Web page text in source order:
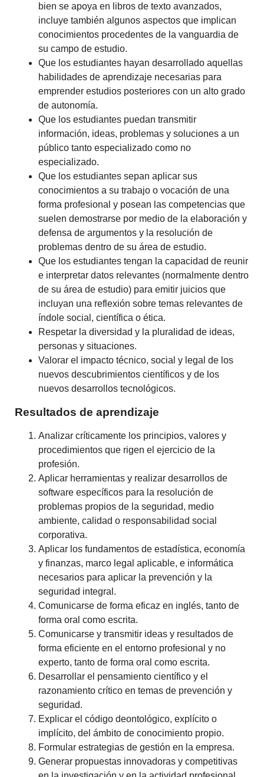
bien se apoya en libros de texto avanzados,
incluye también algunos aspectos que implican
conocimientos procedentes de la vanguardia de
su campo de estudio.
Que los estudiantes hayan desarrollado aquellas
habilidades de aprendizaje necesarias para
emprender estudios posteriores con un alto grado
de autonomía.
Que los estudiantes puedan transmitir
información, ideas, problemas y soluciones a un
público tanto especializado como no
especializado.
Que los estudiantes sepan aplicar sus
conocimientos a su trabajo o vocación de una
forma profesional y posean las competencias que
suelen demostrarse por medio de la elaboración y
defensa de argumentos y la resolución de
problemas dentro de su área de estudio.
Que los estudiantes tengan la capacidad de reunir
e interpretar datos relevantes (normalmente dentro
de su área de estudio) para emitir juicios que
incluyan una reflexión sobre temas relevantes de
índole social, científica o ética.
Respetar la diversidad y la pluralidad de ideas,
personas y situaciones.
Valorar el impacto técnico, social y legal de los
nuevos descubrimientos científicos y de los
nuevos desarrollos tecnológicos.
Resultados de aprendizaje
Analizar críticamente los principios, valores y
procedimientos que rigen el ejercicio de la
profesión.
Aplicar herramientas y realizar desarrollos de
software específicos para la resolución de
problemas propios de la seguridad, medio
ambiente, calidad o responsabilidad social
corporativa.
Aplicar los fundamentos de estadística, economía
y finanzas, marco legal aplicable, e informática
necesarios para aplicar la prevención y la
seguridad integral.
Comunicarse de forma eficaz en inglés, tanto de
forma oral como escrita.
Comunicarse y transmitir ideas y resultados de
forma eficiente en el entorno profesional y no
experto, tanto de forma oral como escrita.
Desarrollar el pensamiento científico y el
razonamiento crítico en temas de prevención y
seguridad.
Explicar el código deontológico, explícito o
implícito, del ámbito de conocimiento propio.
Formular estrategias de gestión en la empresa.
Generar propuestas innovadoras y competitivas